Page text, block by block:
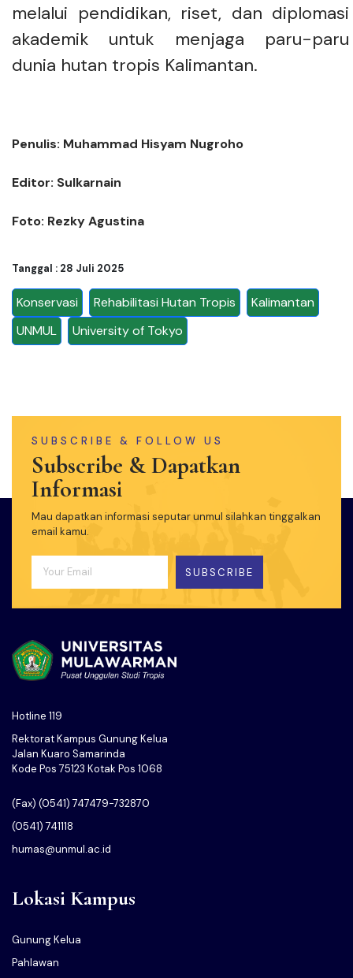
melalui pendidikan, riset, dan diplomasi
akademik untuk menjaga paru-paru
dunia hutan tropis Kalimantan.
Penulis: Muhammad Hisyam Nugroho
Editor: Sulkarnain
Foto: Rezky Agustina
Tanggal : 28 Juli 2025
Konservasi Rehabilitasi Hutan Tropis
Kalimantan
UNMUL
University of Tokyo
SUBSCRIBE & FOLLOW US
Subscribe & Dapatkan
Informasi
Mau dapatkan informasi seputar unmul silahkan tinggalkan
email kamu.
SUBSCRIBE
Hotline 119
Rektorat Kampus Gunung Kelua
Jalan Kuaro Samarinda
Kode Pos 75123 Kotak Pos 1068
(Fax) (0541) 747479-732870
(0541) 741118
humas@unmul.ac.id
Lokasi Kampus
Gunung Kelua
Pahlawan